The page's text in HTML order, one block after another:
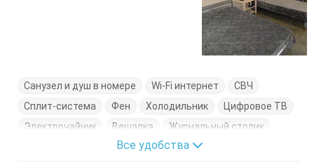
Санузел и душ в номере Wi-Fi интернет
СВЧ
Сплит-система
Фен Холодильник
Цифровое ТВ
Электрочайник
Вешалка
Журнальный столик
Кровати односпальные
Кровать двуспальная
Все удобства